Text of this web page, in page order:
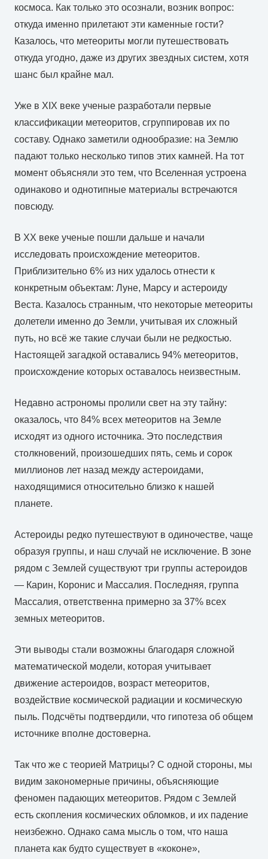
космоса. Как только это осознали, возник вопрос:
откуда именно прилетают эти каменные гости?
Казалось, что метеориты могли путешествовать
откуда угодно, даже из других звездных систем, хотя
шанс был крайне мал.
Уже в XIX веке ученые разработали первые
классификации метеоритов, сгруппировав их по
составу. Однако заметили однообразие: на Землю
падают только несколько типов этих камней. На тот
момент объясняли это тем, что Вселенная устроена
одинаково и однотипные материалы встречаются
повсюду.
В XX веке ученые пошли дальше и начали
исследовать происхождение метеоритов.
Приблизительно 6% из них удалось отнести к
конкретным объектам: Луне, Марсу и астероиду
Веста. Казалось странным, что некоторые метеориты
долетели именно до Земли, учитывая их сложный
путь, но всё же такие случаи были не редкостью.
Настоящей загадкой оставались 94% метеоритов,
происхождение которых оставалось неизвестным.
Недавно астрономы пролили свет на эту тайну:
оказалось, что 84% всех метеоритов на Земле
исходят из одного источника. Это последствия
столкновений, произошедших пять, семь и сорок
миллионов лет назад между астероидами,
находящимися относительно близко к нашей
планете.
Астероиды редко путешествуют в одиночестве, чаще
образуя группы, и наш случай не исключение. В зоне
рядом с Землей существуют три группы астероидов
— Карин, Коронис и Массалия. Последняя, группа
Массалия, ответственна примерно за 37% всех
земных метеоритов.
Эти выводы стали возможны благодаря сложной
математической модели, которая учитывает
движение астероидов, возраст метеоритов,
воздействие космической радиации и космическую
пыль. Подсчёты подтвердили, что гипотеза об общем
источнике вполне достоверна.
Так что же с теорией Матрицы? С одной стороны, мы
видим закономерные причины, объясняющие
феномен падающих метеоритов. Рядом с Землей
есть скопления космических обломков, и их падение
неизбежно. Однако сама мысль о том, что наша
планета как будто существует в «коконе»,